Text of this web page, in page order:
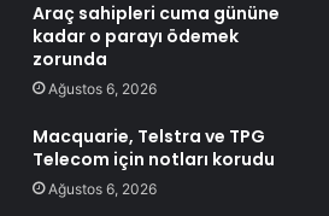
Araç sahipleri cuma gününe
kadar o parayı ödemek
zorunda
Ağustos 6, 2026
Macquarie, Telstra ve TPG
Telecom için notları korudu
Ağustos 6, 2026